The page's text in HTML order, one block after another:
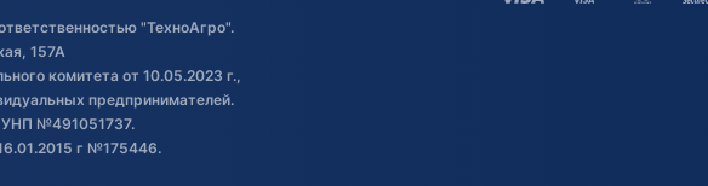
"ТехноАгро".
157А
комитета от 10.05.2023 г.,
предпринимателей.
УНП №491051737.
г №175446.